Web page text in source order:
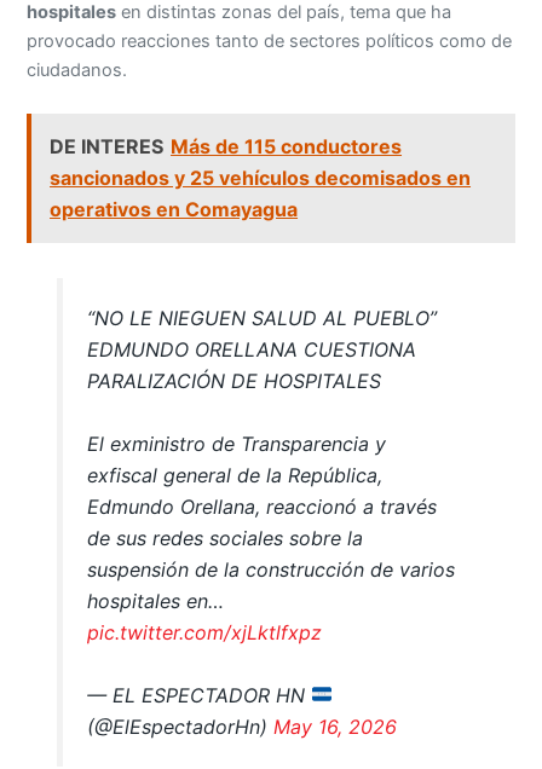
hospitales en distintas zonas del país, tema que ha
provocado reacciones tanto de sectores políticos como de
ciudadanos.
DE INTERES Más de 115 conductores
sancionados y 25 vehículos decomisados en
operativos en Comayagua
“NO LE NIEGUEN SALUD AL PUEBLO”
EDMUNDO ORELLANA CUESTIONA
PARALIZACIÓN DE HOSPITALES
El exministro de Transparencia y
exfiscal general de la República,
Edmundo Orellana, reaccionó a través
de sus redes sociales sobre la
suspensión de la construcción de varios
hospitales en…
pic.twitter.com/xjLktlfxpz
— EL ESPECTADOR HN
(@ElEspectadorHn) May 16, 2026